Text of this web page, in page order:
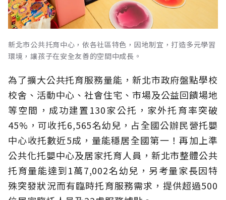
新北市公共托育中心，依各社區特色，因地制宜，打造多元學習
環境，讓孩子在安全友善的空間中成長。
為了擴大公共托育服務量能，新北市政府盤點學校
校舍、活動中心、社會住宅、市場及公益回饋場地
等空間，成功建置130家公托，家外托育率突破
45%，可收托6,565名幼兒，占全國公辦民營托嬰
中心收托數近5成，量能穩居全國第一！再加上準
公共化托嬰中心及居家托育人員，新北市整體公共
托育量能達到1萬7,002名幼兒，另考量家長因特
殊突發狀況而有臨時托育服務需求，提供超過500